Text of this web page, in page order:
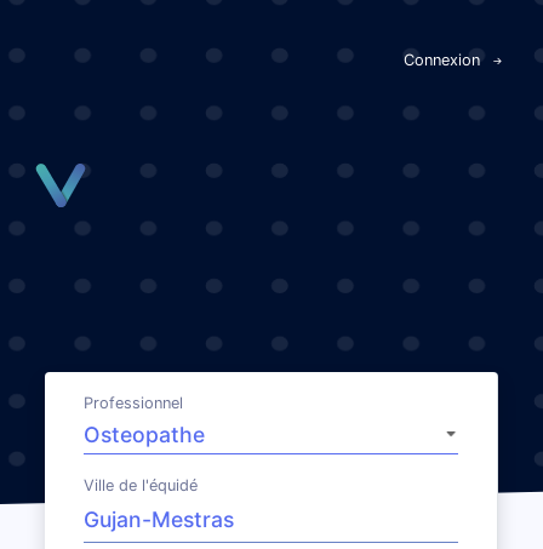
Connexion
Professionnel
Ville de l'équidé